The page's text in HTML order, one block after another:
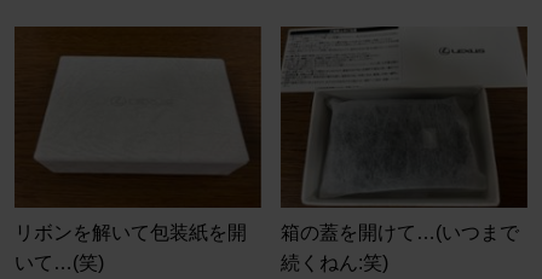
リボンを解いて包装紙を開
いて…(笑)
箱の蓋を開けて…(いつまで
続くねん:笑)